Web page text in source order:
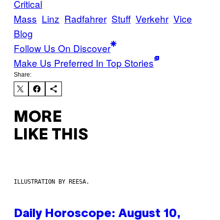
Critical
Mass Linz Radfahrer Stuff Verkehr Vice
Blog
Follow Us On Discover
Make Us Preferred In Top Stories
Share:
MORE
LIKE THIS
ILLUSTRATION BY REESA.
Daily Horoscope: August 10,